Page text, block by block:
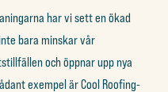
har vi sett en ökad
bara minskar vår
och öppnar upp nya
exempel är Cool Roofing-